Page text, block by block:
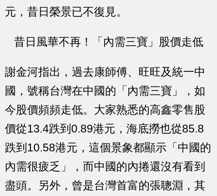
元，昔日榮景已不復見。
昔日風華不再！「內需三寶」股價走低
謝金河指出，過去康師傅、旺旺及統一中
國，號稱台灣在中國的「內需三寶」，如
今股價頻頻走低。大家熟悉的高鑫零售股
價從13.4跌到0.89港元，海底撈也從85.8
跌到10.58港元，這個景象都顯示 「中國的
內需很疲乏」
， 而中國的內捲還沒有看到
盡頭。另外，曾是台灣首富的張聰淵，其